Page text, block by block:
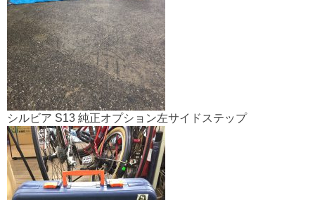
シルビア S13 純正オプション左サイドステップ